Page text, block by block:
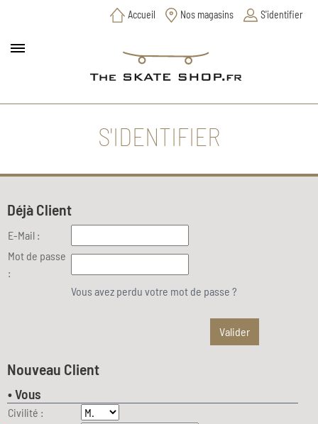
Accueil Nos magasins S'identifier
S'IDENTIFIER
Déjà Client
E-Mail :
Mot de passe
:
Vous avez perdu votre mot de passe ?
Valider
Nouveau Client
• Vous
Civilité :